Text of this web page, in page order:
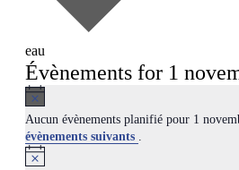
eau
Évènements for 1
Aucun évènements planifié pour 1
évènements suivants